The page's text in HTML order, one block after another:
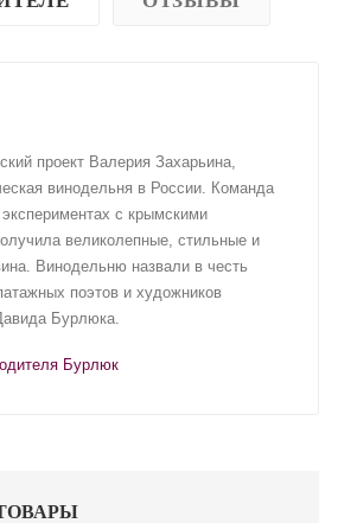
проект Валерия Захарьина,
винодельня в России. Команда
с крымскими
великолепные, стильные и
Винодельню назвали в честь
поэтов и художников
Бурлюка.
Бурлюк